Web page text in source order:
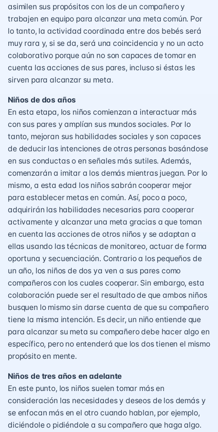
asimilen sus propósitos con los de un compañero y
trabajen en equipo para alcanzar una meta común. Por
lo tanto, la actividad coordinada entre dos bebés será
muy rara y, si se da, será una coincidencia y no un acto
colaborativo porque aún no son capaces de tomar en
cuenta las acciones de sus pares, incluso si éstas les
sirven para alcanzar su meta.
Niños de dos años
En esta etapa, los niños comienzan a interactuar más
con sus pares y amplían sus mundos sociales. Por lo
tanto, mejoran sus habilidades sociales y son capaces
de deducir las intenciones de otras personas basándose
en sus conductas o en señales más sutiles. Además,
comenzarán a imitar a los demás mientras juegan. Por lo
mismo, a esta edad los niños sabrán cooperar mejor
para establecer metas en común. Así, poco a poco,
adquirirán las habilidades necesarias para cooperar
activamente y alcanzar una meta gracias a que toman
en cuenta las acciones de otros niños y se adaptan a
ellas usando las técnicas de monitoreo, actuar de forma
oportuna y secuenciación. Contrario a los pequeños de
un año, los niños de dos ya ven a sus pares como
compañeros con los cuales cooperar. Sin embargo, esta
colaboración puede ser el resultado de que ambos niños
busquen lo mismo sin darse cuenta de que su compañero
tiene la misma intención. Es decir, un niño entiende que
para alcanzar su meta su compañero debe hacer algo en
específico, pero no entenderá que los dos tienen el mismo
propósito en mente.
Niños de tres años en adelante
En este punto, los niños suelen tomar más en
consideración las necesidades y deseos de los demás y
se enfocan más en el otro cuando hablan, por ejemplo,
diciéndole o pidiéndole a su compañero que haga algo.